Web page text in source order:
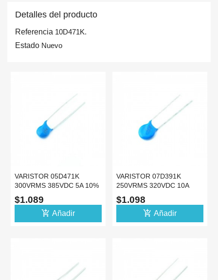
Detalles del producto
Referencia 10D471K.
Estado Nuevo
VARISTOR 05D471K
300VRMS 385VDC 5A 10%
MOV VDR 5MM
$1.089
add_shopping_cart Añadir
VARISTOR 07D391K
250VRMS 320VDC 10A
10% MOV VDR 7MM
$1.098
add_shopping_cart Añadir